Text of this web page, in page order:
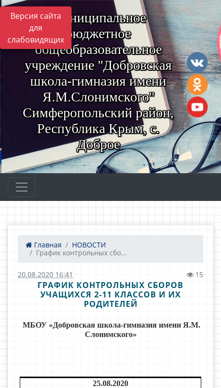
Версия сайта
для
слабовидящих
Муниципальное
бюджетное
общеобразовательное
учреждение "Добровская
школа-гимназия имени
Я.М.Слонимского"
Симферопольский район,
Республика Крым, с.
Доброе
Главная
НОВОСТИ
График контрольных сбо...
20.08.2020 16:41 15
ГРАФИК КОНТРОЛЬНЫХ СБОРОВ
УЧАЩИХСЯ 2-11 КЛАССОВ И ИХ
РОДИТЕЛЕЙ
МБОУ «Добровская школа-гимназия имени Я.М.
Слонимского»
25.08.2020